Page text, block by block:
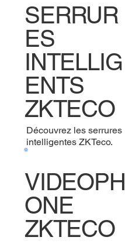
SERRUR
ES
INTELLIG
ENTS
ZKTECO
Découvrez les serrures
intelligentes ZKTeco.
VIDEOPH
ONE
ZKTECO